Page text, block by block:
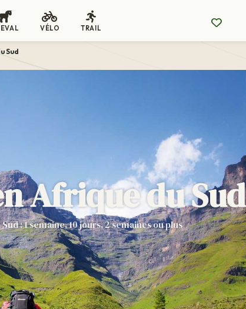
VÉLO TRAIL
Sud
Afrique du Sud
: 1 semaine, 10 jours, 2 semaines ou plus